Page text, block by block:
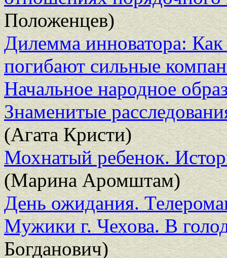
Положенцев)
Дилемма инноватора:
погибают сильные
Начальное народное
Знаменитые
(Агата Кристи)
Мохнатый ребенок.
(Марина Аромштам)
День ожидания.
Мужики г. Чехова. В
Богданович)